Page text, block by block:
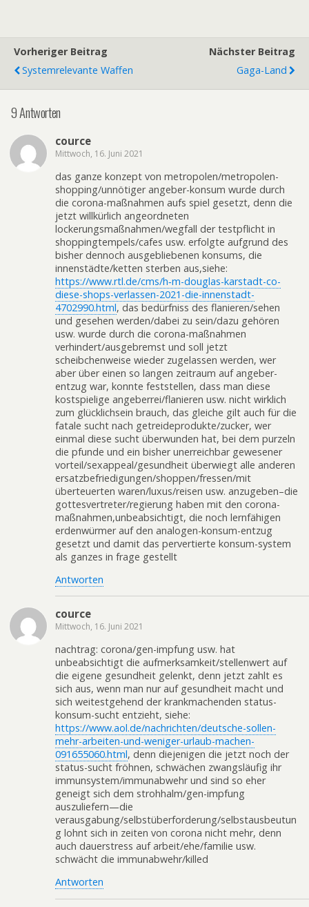
Vorheriger Beitrag
Systemrelevante Waffen
Nächster Beitrag
Gaga-Land
9 Antworten
cource
Mittwoch, 16. Juni 2021
das ganze konzept von metropolen/metropolen-
shopping/unnötiger angeber-konsum wurde durch
die corona-maßnahmen aufs spiel gesetzt, denn die
jetzt willkürlich angeordneten
lockerungsmaßnahmen/wegfall der testpflicht in
shoppingtempels/cafes usw. erfolgte aufgrund des
bisher dennoch ausgebliebenen konsums, die
innenstädte/ketten sterben aus,siehe:
https://www.rtl.de/cms/h‑m-douglas-karstadt-co-
diese-shops-verlassen-2021-die-innenstadt-
4702990.html, das bedürfniss des flanieren/sehen
und gesehen werden/dabei zu sein/dazu gehören
usw. wurde durch die corona-maßnahmen
verhindert/ausgebremst und soll jetzt
scheibchenweise wieder zugelassen werden, wer
aber über einen so langen zeitraum auf angeber-
entzug war, konnte feststellen, dass man diese
kostspielige angeberrei/flanieren usw. nicht wirklich
zum glücklichsein brauch, das gleiche gilt auch für die
fatale sucht nach getreideprodukte/zucker, wer
einmal diese sucht überwunden hat, bei dem purzeln
die pfunde und ein bisher unerreichbar gewesener
vorteil/sexappeal/gesundheit überwiegt alle anderen
ersatzbefriedigungen/shoppen/fressen/mit
überteuerten waren/luxus/reisen usw. anzugeben–die
gottesvertreter/regierung haben mit den corona-
maßnahmen,unbeabsichtigt, die noch lernfähigen
erdenwürmer auf den analogen-konsum-entzug
gesetzt und damit das pervertierte konsum-system
als ganzes in frage gestellt
Antworten
cource
Mittwoch, 16. Juni 2021
nachtrag: corona/gen-impfung usw. hat
unbeabsichtigt die aufmerksamkeit/stellenwert auf
die eigene gesundheit gelenkt, denn jetzt zahlt es
sich aus, wenn man nur auf gesundheit macht und
sich weitestgehend der krankmachenden status-
konsum-sucht entzieht, siehe:
https://www.aol.de/nachrichten/deutsche-sollen-
mehr-arbeiten-und-weniger-urlaub-machen-
091655060.html, denn diejenigen die jetzt noch der
status-sucht fröhnen, schwächen zwangsläufig ihr
immunsystem/immunabwehr und sind so eher
geneigt sich dem strohhalm/gen-impfung
auszuliefern—die
verausgabung/selbstüberforderung/selbstausbeutun
g lohnt sich in zeiten von corona nicht mehr, denn
auch dauerstress auf arbeit/ehe/familie usw.
schwächt die immunabwehr/killed
Antworten